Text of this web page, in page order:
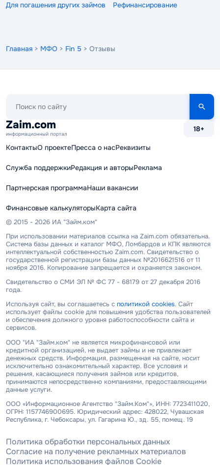
Для погашения других займов Рефинансирование
Главная > МФО > Fin 5 > Отзывы
сайту
Zaim.com
информационный портал
18+
КонтактыО проектеПресса о насРеквизиты
Служба поддержкиРедакция и авторыРеклама
Партнерская программаНаши вакансии
Финансовые калькуляторыКарта сайта
© 2015 - 2026 ИА "Займ.ком"
При использовании материалов ссылка на Zaim.com обязательна.
Система базы данных и каталог МФО, Ломбардов и КПК являются
интеллектуальной собственностью Zaim.com. Свидетельство о
государственной регистрации базы данных №2016621516 от 11
ноября 2016. Копирование запрещается и охраняется законом.
Свидетельство о СМИ ЭЛ № ФС 77 - 68179 от 27 декабря 2016
года.
Используя сайт, вы соглашаетесь с политикой cookies. Сайт
использует файлы cookie для повышения удобства пользователей
и обеспечения должного уровня работоспособности сайта и
сервисов.
ООО "ИА "Займ.ком" не является микрофинансовой или
кредитной организацией, не выдает займы и не привлекает
денежных средств. Информация, размещенная на сайте, носит
исключительно ознакомительный характер. Все условия и
решения, касающиеся получения займов или кредитов,
принимаются непосредственно компаниями, предоставляющими
данные услуги.
ООО «Информационное Агентство "Займ.Ком"», ИНН: 7723411020,
ОГРН: 1157746900695. Юридический адрес: 428022, Чувашская
Республика, г. Чебоксары, ул. Гагарина Ю., зд. 55, помещ. 19
Политика обработки персональных данных
Согласие на получение рекламных материалов
Политика использования файлов Cookie